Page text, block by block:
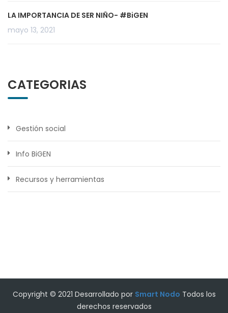
LA IMPORTANCIA DE SER NIÑO- #BiGEN
mayo 13, 2021
CATEGORIAS
Gestión social
Info BiGEN
Recursos y herramientas
Copyright © 2021 Desarrollado por Smart Nodo Todos los
derechos reservados